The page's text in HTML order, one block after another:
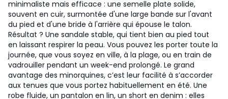
minimaliste mais efficace : une semelle plate solide,
souvent en cuir, surmontée d'une large bande sur l'avant
du pied et d'une bride à l'arrière qui épouse le talon.
Résultat ? Une sandale stable, qui tient bien au pied tout
en laissant respirer la peau. Vous pouvez les porter toute la
journée, que vous soyez en ville, à la plage, ou en train de
vadrouiller pendant un week-end prolongé. Le grand
avantage des minorquines, c’est leur facilité à s’accorder
aux tenues que vous portez habituellement en été. Une
robe fluide, un pantalon en lin, un short en denim : elles